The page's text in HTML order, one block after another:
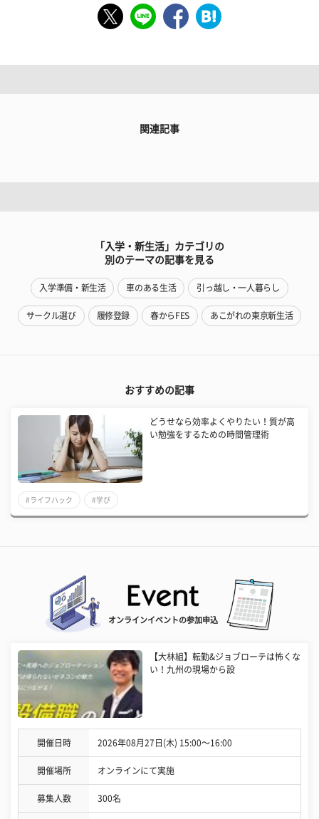
関連記事
「入学・新生活」カテゴリの
別のテーマの記事を見る
入学準備・新生活 車のある生活 引っ越し・一人暮らし
サークル選び 履修登録 春からFES あこがれの東京新生活
おすすめの記事
どうせなら効率よくやりたい！質が高
い勉強をするための時間管理術
#ライフハック #学び
オンラインイベントの参加申込
【大林組】転勤&ジョブローテは怖くな
い！九州の現場から設
開催日時 2026年08月27日(木) 15:00〜16:00
開催場所 オンラインにて実施
募集人数 300名